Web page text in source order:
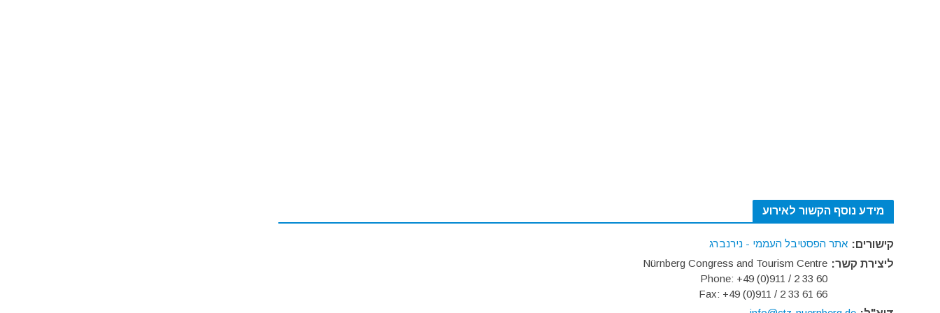
מידע נוסף הקשור לאירוע
קישורים: אתר הפסטיבל העממי - נירנברג
ליצירת קשר: Nürnberg Congress and Tourism Centre
Phone: +49 (0)911 / 2 33 60
Fax: +49 (0)911 / 2 33 61 66